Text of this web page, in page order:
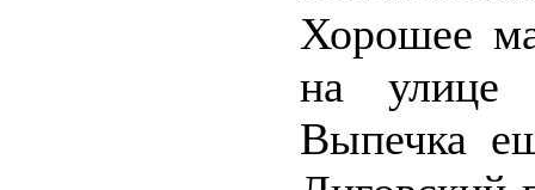
Хорошее
на улице
Выпечка